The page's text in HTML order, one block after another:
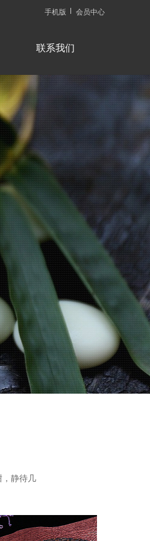
手机版 会员中心
联系我们
，静待几